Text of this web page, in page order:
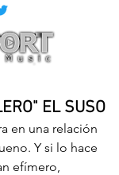
EL SUSO
en una relación
Y si lo hace
efímero,